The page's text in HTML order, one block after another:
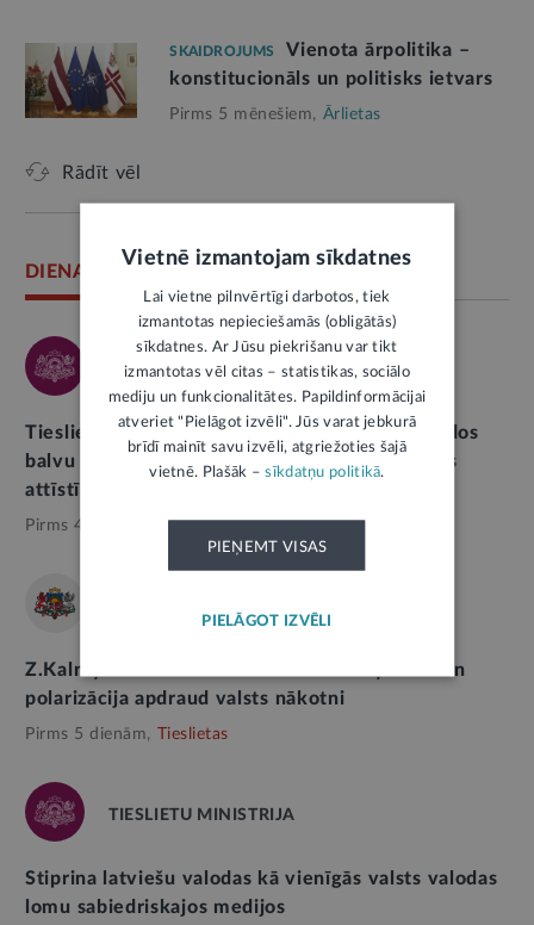
SKAIDROJUMS
Vienota ārpolitika –
konstitucionāls un politisks ietvars
Pirms 5 mēnešiem, Ārlietas
Rādīt vēl
DIENASKĀRTĪBĀ
TIESLIETU MINISTRIJA
Tieslietu ministrija un LU Lībiešu institūts veidos
balvu par sevišķu ieguldījumu lībiešu kopienas
attīstībā
Pirms 4 dienām, Kultūras mantojums
Z.Kalniņa-Lukaševica: sabiedrības sašķeltība un
polarizācija apdraud valsts nākotni
Pirms 5 dienām, Tieslietas
TIESLIETU MINISTRIJA
Stiprina latviešu valodas kā vienīgās valsts valodas
lomu sabiedriskajos medijos
Vietnē izmantojam sīkdatnes
Lai vietne pilnvērtīgi darbotos, tiek
izmantotas nepieciešamās (obligātās)
sīkdatnes. Ar Jūsu piekrišanu var tikt
izmantotas vēl citas – statistikas, sociālo
mediju un funkcionalitātes. Papildinformācijai
atveriet "Pielāgot izvēli". Jūs varat jebkurā
brīdī mainīt savu izvēli, atgriežoties šajā
vietnē. Plašāk –sīkdatņu politikā.
PIEŅEMT VISAS
PIELĀGOT IZVĒLI